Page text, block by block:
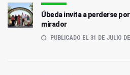
Úbeda invita a perderse
mirador
PUBLICADO EL 31 DE JULIO